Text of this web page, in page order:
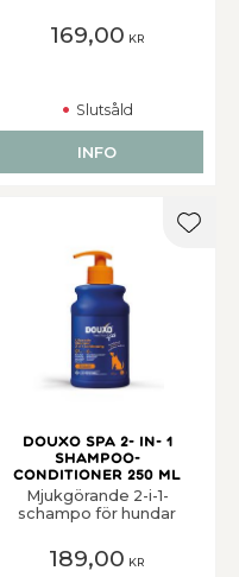
169,00 KR
Slutsåld
INFO
i favoriter
Douxo Spa 2- in- 1
Shampoo-
Conditioner 250 ml
Mjukgörande 2-i-1-
schampo för hundar
189,00 KR